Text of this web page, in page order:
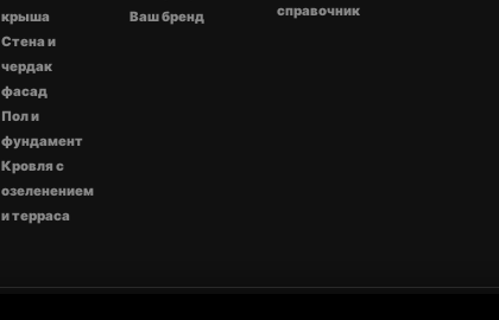
крыша
Стена и
чердак
фасад
Пол и
фундамент
Кровля с
озеленением
и терраса
Ваш бренд
справочник